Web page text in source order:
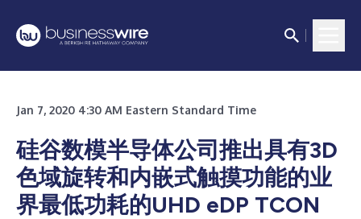
Jan 7, 2020 4:30 AM Eastern Standard Time
硅谷数模半导体公司推出具有3D
色域旋转和内嵌式触摸功能的业
界最低功耗的UHD eDP TCON